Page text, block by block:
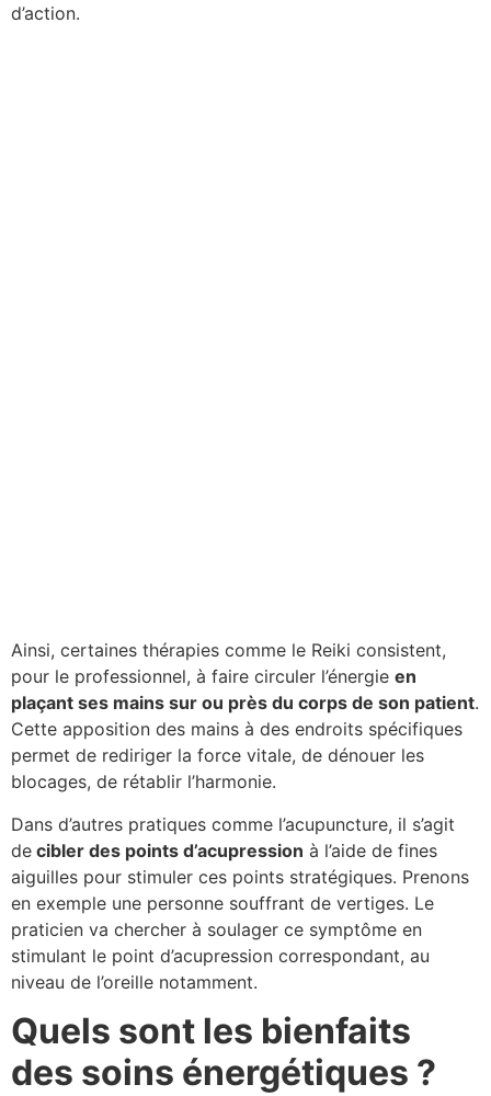
d’action.
Ainsi, certaines thérapies comme le Reiki consistent,
pour le professionnel, à faire circuler l’énergie en
plaçant ses mains sur ou près du corps de son patient.
Cette apposition des mains à des endroits spécifiques
permet de rediriger la force vitale, de dénouer les
blocages, de rétablir l’harmonie.
Dans d’autres pratiques comme l’acupuncture, il s’agit
de cibler des points d’acupression à l’aide de fines
aiguilles pour stimuler ces points stratégiques. Prenons
en exemple une personne souffrant de vertiges. Le
praticien va chercher à soulager ce symptôme en
stimulant le point d’acupression correspondant, au
niveau de l’oreille notamment.
Quels sont les bienfaits
des soins énergétiques ?